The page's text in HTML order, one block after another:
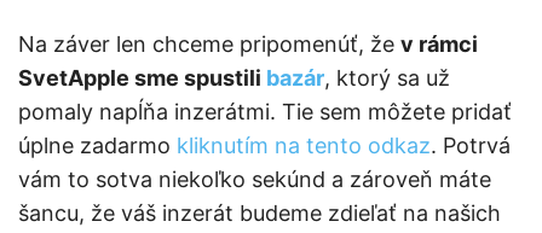
Na záver len chceme pripomenúť, že v rámci
SvetApple sme spustili bazár, ktorý sa už
pomaly napĺňa inzerátmi. Tie sem môžete pridať
úplne zadarmo kliknutím na tento odkaz. Potrvá
vám to sotva niekoľko sekúnd a zároveň máte
šancu, že váš inzerát budeme zdieľať na našich